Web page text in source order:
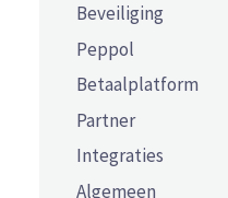
Beveiliging
Peppol
Betaalplatform
Partner
Integraties
Algemeen